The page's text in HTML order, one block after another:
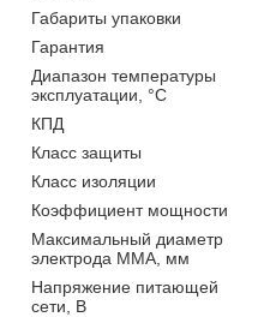
Габариты упаковки
Гарантия
Диапазон температуры
эксплуатации, °С
КПД
Класс защиты
Класс изоляции
Коэффициент мощности
Максимальный диаметр
электрода MMA, мм
Напряжение питающей
сети, В